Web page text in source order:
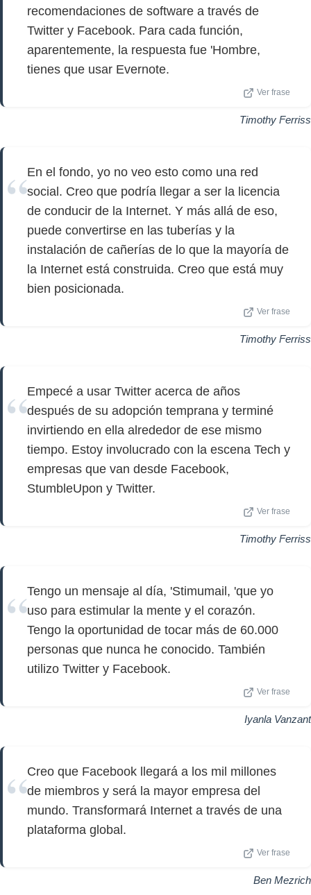
recomendaciones de software a través de
Twitter y Facebook. Para cada función,
aparentemente, la respuesta fue 'Hombre,
tienes que usar Evernote.
Ver frase
Timothy Ferriss
En el fondo, yo no veo esto como una red
social. Creo que podría llegar a ser la licencia
de conducir de la Internet. Y más allá de eso,
puede convertirse en las tuberías y la
instalación de cañerías de lo que la mayoría de
la Internet está construida. Creo que está muy
bien posicionada.
Ver frase
Timothy Ferriss
Empecé a usar Twitter acerca de años
después de su adopción temprana y terminé
invirtiendo en ella alrededor de ese mismo
tiempo. Estoy involucrado con la escena Tech y
empresas que van desde Facebook,
StumbleUpon y Twitter.
Ver frase
Timothy Ferriss
Tengo un mensaje al día, 'Stimumail, 'que yo
uso para estimular la mente y el corazón.
Tengo la oportunidad de tocar más de 60.000
personas que nunca he conocido. También
utilizo Twitter y Facebook.
Ver frase
Iyanla Vanzant
Creo que Facebook llegará a los mil millones
de miembros y será la mayor empresa del
mundo. Transformará Internet a través de una
plataforma global.
Ver frase
Ben Mezrich